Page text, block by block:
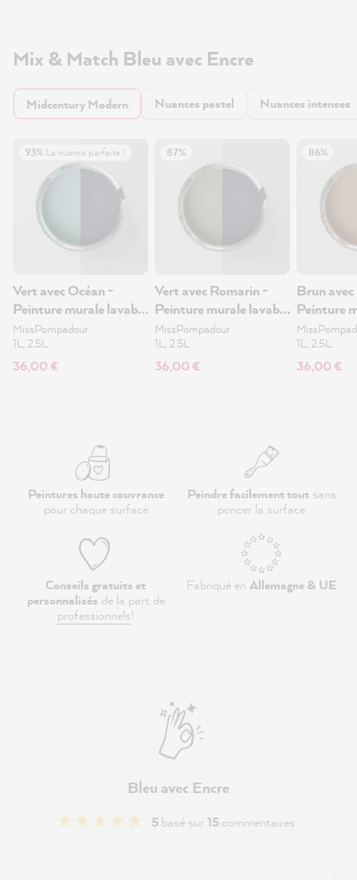
Mix & Match Bleu avec Encre
Midcentury Modern Nuances pastel Nuances intenses
93% La nuance parfaite !
Vert avec Océan -
Peinture murale lavable
1L
MissPompadour
1L, 2.5L
36,00 €
87%
Vert avec Romarin -
Peinture murale lavable
1L
MissPompadour
1L, 2.5L
36,00 €
86%
Brun
Peinture
1L
1L, 2.5L
36,00 €
Peintures haute couvrance
pour chaque surface
Peindre facilement toutsans
poncer la surface
Conseils gratuits et
personnalisés de la part de
professionnels!
Fabriqué en Allemagne & UE
Bleu avec Encre
5basé sur15commentaires